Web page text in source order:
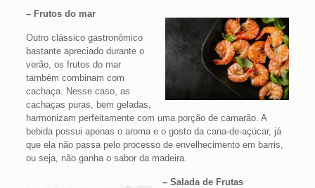
– Frutos do mar
Outro clássico gastronômico
bastante apreciado durante o
verão, os frutos do mar
também combinam com
cachaça. Nesse caso, as
cachaças puras, bem geladas,
harmonizam perfeitamente com uma porção de camarão. A
bebida possui apenas o aroma e o gosto da cana-de-açúcar, já
que ela não passa pelo processo de envelhecimento em barris,
ou seja, não ganha o sabor da madeira.
– Salada de Frutas